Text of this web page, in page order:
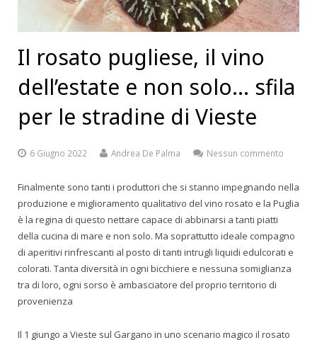
Il rosato pugliese, il vino
dell’estate e non solo… sfila
per le stradine di Vieste
6 Giugno 2022 Andrea De Palma Nessun commento
Finalmente sono tanti i produttori che si stanno impegnando nella
produzione e miglioramento qualitativo del vino rosato e la Puglia
è la regina di questo nettare capace di abbinarsi a tanti piatti
della cucina di mare e non solo. Ma soprattutto ideale compagno
di aperitivi rinfrescanti al posto di tanti intrugli liquidi edulcorati e
colorati. Tanta diversità in ogni bicchiere e nessuna somiglianza
tra di loro, ogni sorso è ambasciatore del proprio territorio di
provenienza
Il 1 giungo a Vieste sul Gargano in uno scenario magico il rosato